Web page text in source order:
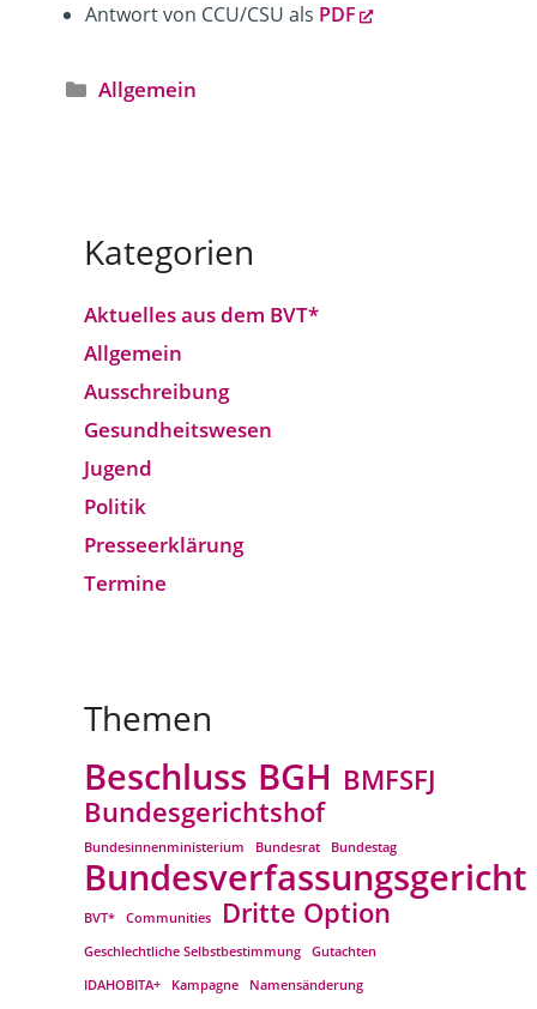
Antwort von CCU/CSU als PDF
Kategorien
Allgemein
Kategorien
Aktuelles aus dem BVT*
Allgemein
Ausschreibung
Gesundheitswesen
Jugend
Politik
Presseerklärung
Termine
Themen
Beschluss BGH BMFSFJ
Bundesgerichtshof
Bundesinnenministerium Bundesrat Bundestag
Bundesverfassungsgericht
BVT* Communities Dritte Option
Geschlechtliche Selbstbestimmung
Gutachten
IDAHOBITA+
Kampagne
Namensänderung